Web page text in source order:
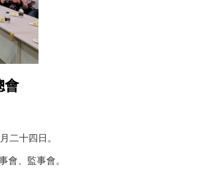
會
二十四日。
會、監事會。